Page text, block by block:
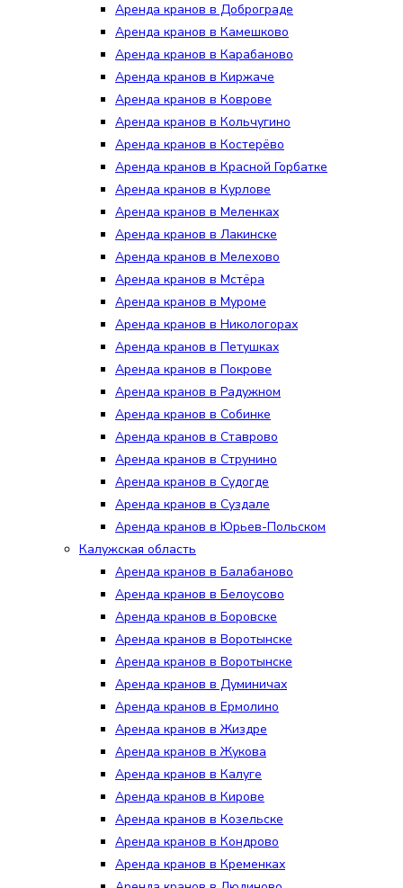
Аренда кранов в Доброграде
Аренда кранов в Камешково
Аренда кранов в Карабаново
Аренда кранов в Киржаче
Аренда кранов в Коврове
Аренда кранов в Кольчугино
Аренда кранов в Костерёво
Аренда кранов в Красной Горбатке
Аренда кранов в Курлове
Аренда кранов в Меленках
Аренда кранов в Лакинске
Аренда кранов в Мелехово
Аренда кранов в Мстёра
Аренда кранов в Муроме
Аренда кранов в Никологорах
Аренда кранов в Петушках
Аренда кранов в Покрове
Аренда кранов в Радужном
Аренда кранов в Собинке
Аренда кранов в Ставрово
Аренда кранов в Струнино
Аренда кранов в Судогде
Аренда кранов в Суздале
Аренда кранов в Юрьев-Польском
Калужская область
Аренда кранов в Балабаново
Аренда кранов в Белоусово
Аренда кранов в Боровске
Аренда кранов в Воротынске
Аренда кранов в Воротынске
Аренда кранов в Думиничах
Аренда кранов в Ермолино
Аренда кранов в Жиздре
Аренда кранов в Жукова
Аренда кранов в Калуге
Аренда кранов в Кирове
Аренда кранов в Козельске
Аренда кранов в Кондрово
Аренда кранов в Кременках